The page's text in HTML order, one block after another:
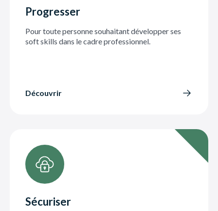
Progresser
Pour toute personne souhaitant développer ses
soft skills dans le cadre professionnel.
Découvrir
Sécuriser